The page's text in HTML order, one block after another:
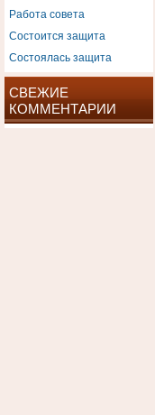
Работа совета
Состоится защита
Состоялась защита
СВЕЖИЕ
КОММЕНТАРИИ